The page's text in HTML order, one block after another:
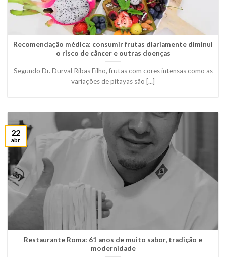
Recomendação médica: consumir frutas diariamente diminui
o risco de câncer e outras doenças
Segundo Dr. Durval Ribas Filho, frutas com cores intensas como as
variações de pitayas são [...]
Restaurante Roma: 61 anos de muito sabor, tradição e
modernidade
22
abr